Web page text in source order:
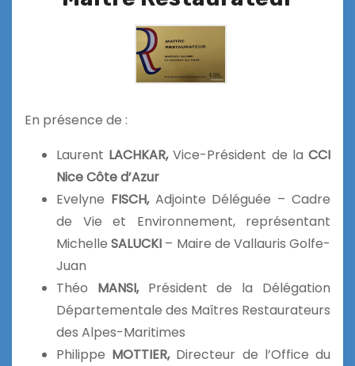
En présence de :
Laurent LACHKAR,Vice-Président de laCCI
Nice Côte d’Azur
Evelyne FISCH,Adjointe Déléguée – Cadre
de Vie et Environnement, représentant
MichelleSALUCKI – Maire de Vallauris Golfe-
Juan
Théo MANSI,Président de la Délégation
Départementale des Maîtres Restaurateurs
des Alpes-Maritimes
Philippe MOTTIER,Directeur de l’Office du